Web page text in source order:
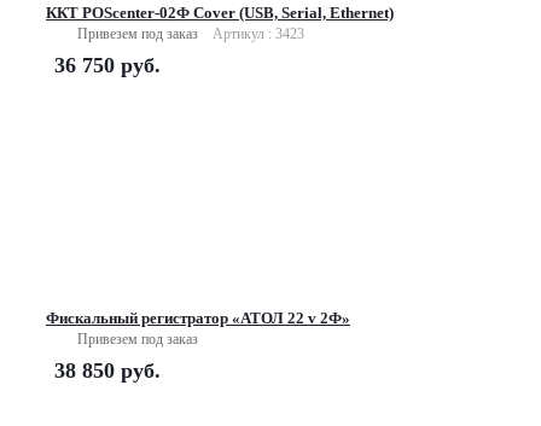
ККТ POScenter-02Ф Cover (USB, Serial, Ethernet)
Привезем под заказ Артикул : 3423
36 750 руб.
Фискальный регистратор «АТОЛ 22 v 2Ф»
Привезем под заказ
38 850 руб.